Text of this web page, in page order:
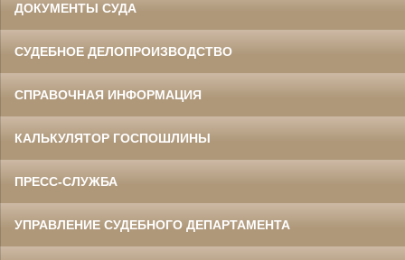
ДОКУМЕНТЫ СУДА
СУДЕБНОЕ ДЕЛОПРОИЗВОДСТВО
СПРАВОЧНАЯ ИНФОРМАЦИЯ
КАЛЬКУЛЯТОР ГОСПОШЛИНЫ
ПРЕСС-СЛУЖБА
УПРАВЛЕНИЕ СУДЕБНОГО ДЕПАРТАМЕНТА